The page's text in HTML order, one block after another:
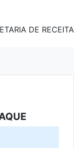
DE RECEITA